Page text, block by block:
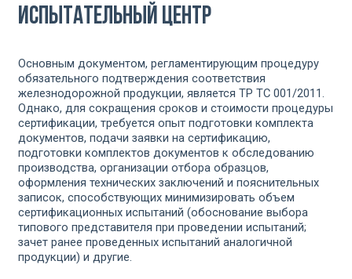
Испытательный Центр
Основным документом, регламентирующим процедуру
обязательного подтверждения соответствия
железнодорожной продукции, является ТР ТС 001/2011.
Однако, для сокращения сроков и стоимости процедуры
сертификации, требуется опыт подготовки комплекта
документов, подачи заявки на сертификацию,
подготовки комплектов документов к обследованию
производства, организации отбора образцов,
оформления технических заключений и пояснительных
записок, способствующих минимизировать объем
сертификационных испытаний (обоснование выбора
типового представителя при проведении испытаний;
зачет ранее проведенных испытаний аналогичной
продукции) и другие.